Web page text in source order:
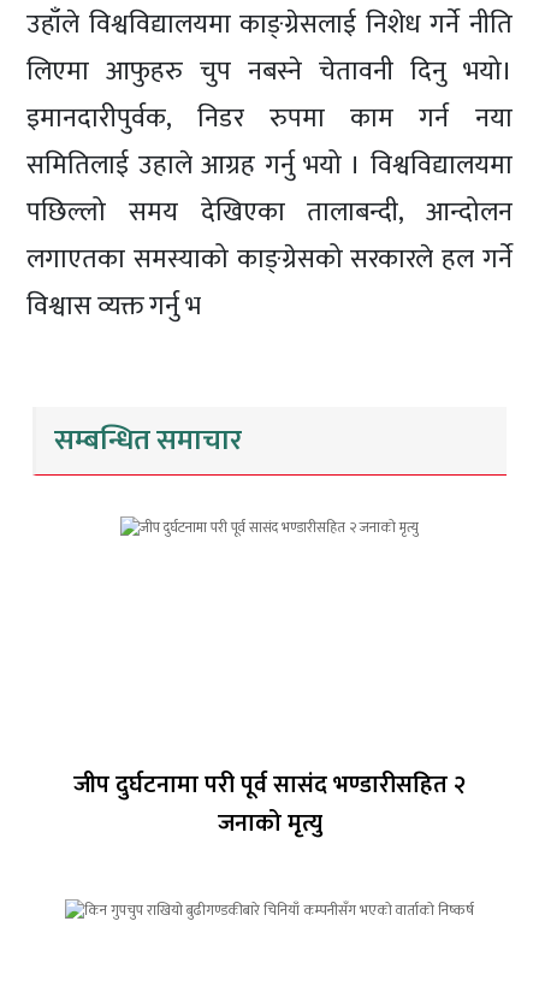
उहाँले विश्वविद्यालयमा काङ्ग्रेसलाई निशेध गर्ने नीति
लिएमा आफुहरु चुप नबस्ने चेतावनी दिनु भयो।
इमानदारीपुर्वक, निडर रुपमा काम गर्न नया
समितिलाई उहाले आग्रह गर्नु भयो । विश्वविद्यालयमा
पछिल्लो समय देखिएका तालाबन्दी, आन्दोलन
लगाएतका समस्याको काङ्ग्रेसको सरकारले हल गर्ने
विश्वास व्यक्त गर्नु भ
सम्बन्धित समाचार
जीप दुर्घटनामा परी पूर्व सासंद भण्डारीसहित २
जनाको मृत्यु